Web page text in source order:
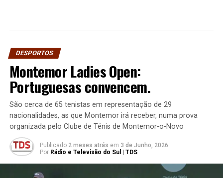
DESPORTOS
Montemor Ladies Open:
Portuguesas convencem.
São cerca de 65 tenistas em representação de 29
nacionalidades, as que Montemor irá receber, numa prova
organizada pelo Clube de Ténis de Montemor-o-Novo
Publicado 2 meses atrás em 3 de Junho, 2026
Por Rádio e Televisão do Sul | TDS